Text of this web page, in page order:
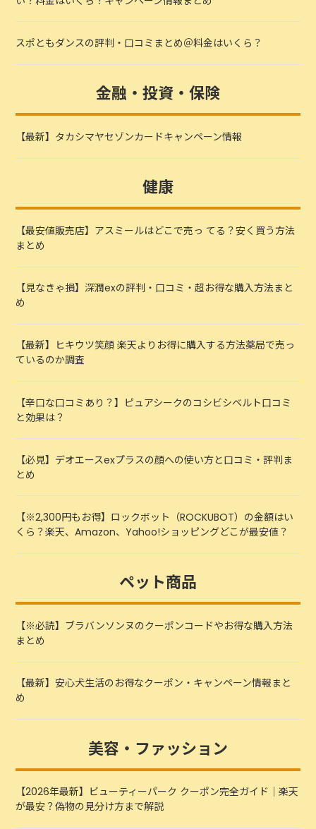
スポともダンスの評判・口コミまとめ＠料金はいくら？
金融・投資・保険
【最新】タカシマヤセゾンカードキャンペーン情報
健康
【最安値販売店】アスミールはどこで売っ てる？安く買う方法
まとめ
【見なきゃ損】深潤exの評判・口コミ・超お得な購入方法まと
め
【最新】ヒキウツ笑顔 楽天よりお得に購入する方法薬局で売っ
ているのか調査
【辛口な口コミあり？】ピュアシークのコシビシベルト口コミ
と効果は？
【必見】デオエースexプラスの顔への使い方と口コミ・評判ま
とめ
【※2,300円もお得】ロックボット（ROCKUBOT）の金額はい
くら？楽天、Amazon、Yahoo!ショッピングどこが最安値？
ペット商品
【※必読】ブラバンソンヌのクーポンコードやお得な購入方法
まとめ
【最新】安心犬生活のお得なクーポン・キャンペーン情報まと
め
美容・ファッション
【2026年最新】ビューティーパーク クーポン完全ガイド｜楽天
が最安？偽物の見分け方まで解説